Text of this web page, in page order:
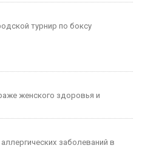
турнир по боксу
женского здоровья и
заболеваний в